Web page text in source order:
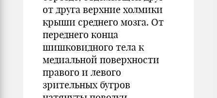
от друга верхние холмики
крыши среднего мозга. От
переднего конца
шишковидного тела к
медиальной поверхности
правого и левого
зрительных бугров